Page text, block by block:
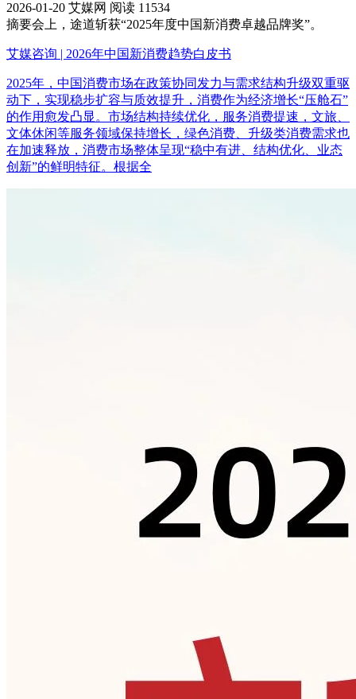
2026-01-20 艾媒网 阅读 11534
摘要会上，途道斩获“2025年度中国新消费卓越品牌奖”。
艾媒咨询 | 2026年中国新消费趋势白皮书
2025年，中国消费市场在政策协同发力与需求结构升级双重驱
动下，实现稳步扩容与质效提升，消费作为经济增长“压舱石”
的作用愈发凸显。市场结构持续优化，服务消费提速，文旅、
文体休闲等服务领域保持增长，绿色消费、升级类消费需求也
在加速释放，消费市场整体呈现“稳中有进、结构优化、业态
创新”的鲜明特征。根据全